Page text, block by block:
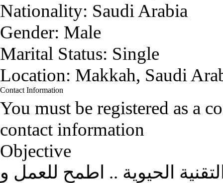
Nationality: Saudi Arabia
Gender: Male
Marital Status: Single
Location: Makkah, Saudi
Contact Information
You must be registered as a
contact information
Objective
الحيوية .. اطمح للعمل و